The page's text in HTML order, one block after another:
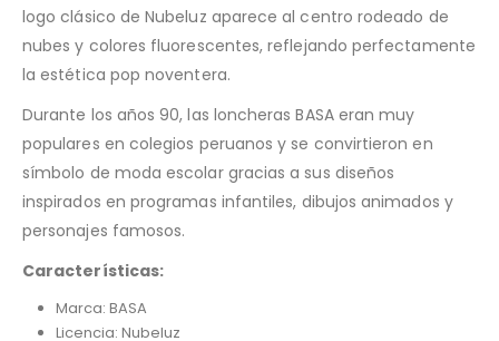
logo clásico de Nubeluz aparece al centro rodeado de
nubes y colores fluorescentes, reflejando perfectamente
la estética pop noventera.
Durante los años 90, las loncheras BASA eran muy
populares en colegios peruanos y se convirtieron en
símbolo de moda escolar gracias a sus diseños
inspirados en programas infantiles, dibujos animados y
personajes famosos.
Características:
Marca: BASA
Licencia: Nubeluz